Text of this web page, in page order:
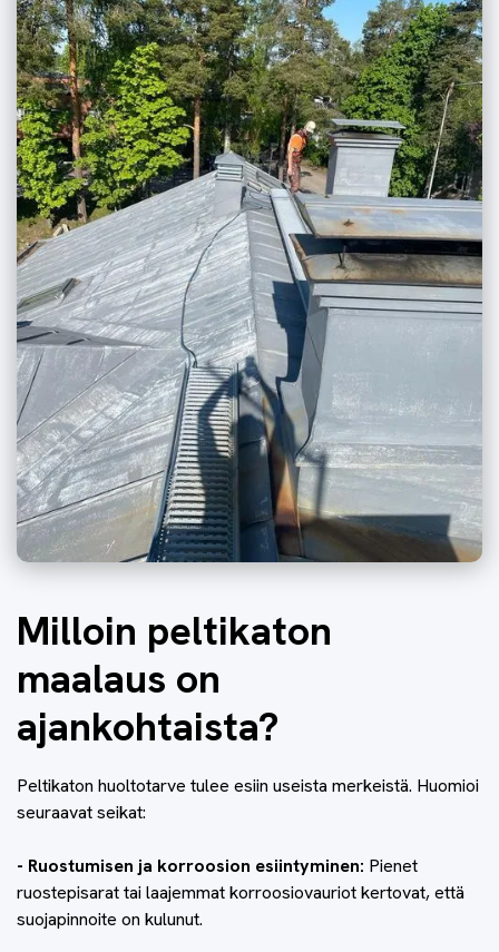
Milloin peltikaton
maalaus on
ajankohtaista?
Peltikaton huoltotarve tulee esiin useista merkeistä. Huomioi
seuraavat seikat:
- Ruostumisen ja korroosion esiintyminen: Pienet
ruostepisarat tai laajemmat korroosiovauriot kertovat, että
suojapinnoite on kulunut.